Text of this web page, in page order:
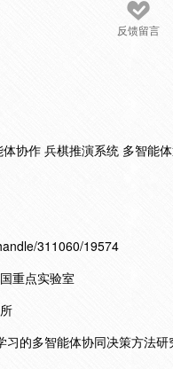
反馈留言
协作 兵棋推演系统 多智能
311060/19574
重点实验室
习的多智能体协同决策方法